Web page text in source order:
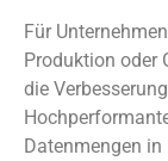
Für
Produktion oder
die
Datenmengen